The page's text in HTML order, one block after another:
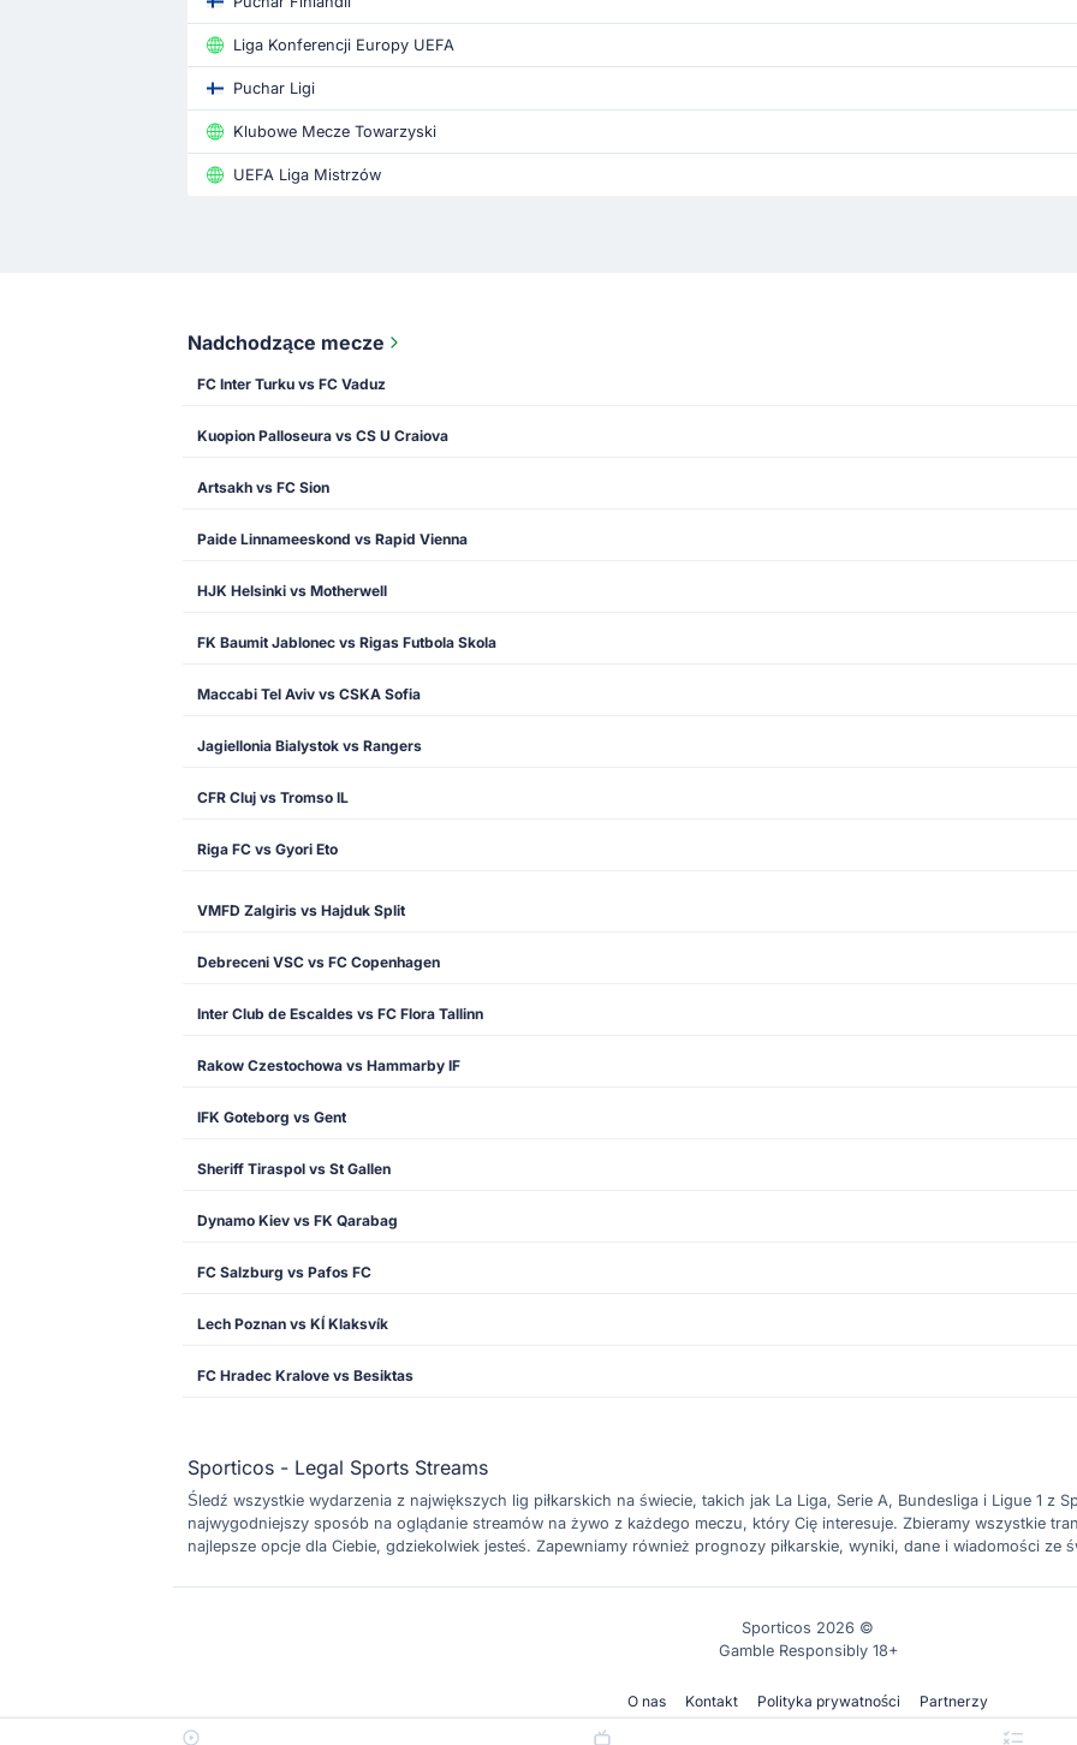
Liga Konferencji Europy UEFA
Puchar Ligi
Klubowe Mecze Towarzyski
UEFA Liga Mistrzów
Nadchodzące mecze
FC Inter Turku vs FC Vaduz
Kuopion Palloseura vs CS U Craiova
Artsakh vs FC Sion
Paide Linnameeskond vs Rapid Vienna
HJK Helsinki vs Motherwell
FK Baumit Jablonec vs Rigas Futbola Skola
Maccabi Tel Aviv vs CSKA Sofia
Jagiellonia Bialystok vs Rangers
CFR Cluj vs Tromso IL
Riga FC vs Gyori Eto
VMFD Zalgiris vs Hajduk Split
Debreceni VSC vs FC Copenhagen
Inter Club de Escaldes vs FC Flora Tallinn
Rakow Czestochowa vs Hammarby IF
IFK Goteborg vs Gent
Sheriff Tiraspol vs St Gallen
Dynamo Kiev vs FK Qarabag
FC Salzburg vs Pafos FC
Lech Poznan vs KÍ Klaksvík
FC Hradec Kralove vs Besiktas
Sporticos - Legal Sports Streams
Śledź wszystkie wydarzenia z największych lig piłkarskich na świecie, takich jak La Liga, Serie A, Bundesliga i Ligue 1 z
najwygodniejszy sposób na oglądanie streamów na żywo z każdego meczu, który Cię interesuje. Zbieramy wszystkie
najlepsze opcje dla Ciebie, gdziekolwiek jesteś. Zapewniamy również prognozy piłkarskie, wyniki, dane i wiadomości ze
Sporticos 2026 ©
Gamble Responsibly 18+
O nas Kontakt Polityka prywatności Partnerzy